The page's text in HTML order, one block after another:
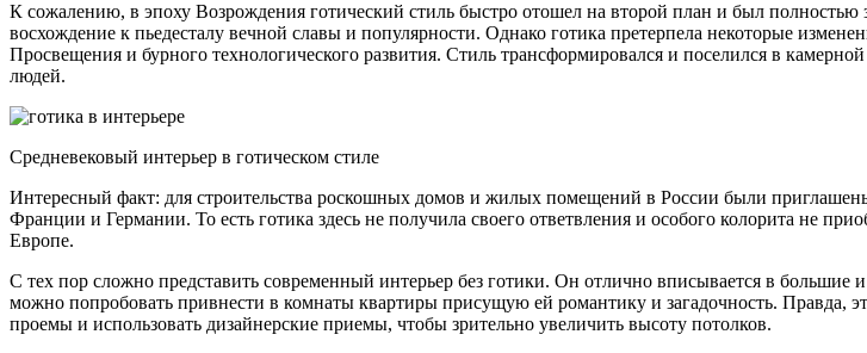
К сожалению, в эпоху Возрождения готический стиль быстро отошел на второй план и был
восхождение к пьедесталу вечной славы и популярности. Однако готика претерпела некоторые
Просвещения и бурного технологического развития. Стиль трансформировался и поселился в
людей.
Средневековый интерьер в готическом стиле
Интересный факт: для строительства роскошных домов и жилых помещений в России были
Франции и Германии. То есть готика здесь не получила своего ответвления и особого колорита не
Европе.
С тех пор сложно представить современный интерьер без готики. Он отлично вписывается в
можно попробовать привнести в комнаты квартиры присущую ей романтику и загадочность. Правда,
проемы и использовать дизайнерские приемы, чтобы зрительно увеличить высоту потолков.